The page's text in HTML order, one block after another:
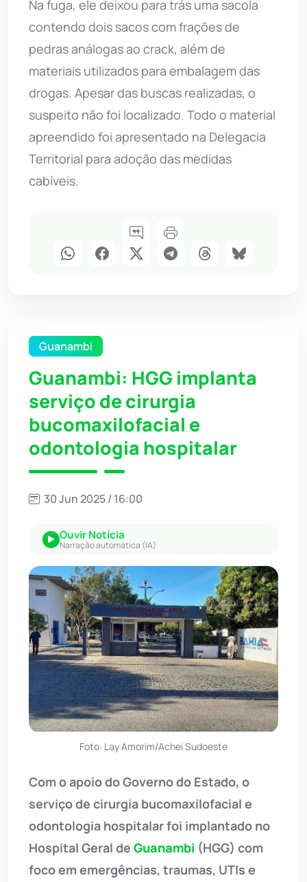
Na fuga, ele deixou para trás uma sacola
contendo dois sacos com frações de
pedras análogas ao crack, além de
materiais utilizados para embalagem das
drogas. Apesar das buscas realizadas, o
suspeito não foi localizado. Todo o material
apreendido foi apresentado na Delegacia
Territorial para adoção das medidas
cabíveis.
Guanambi
Guanambi: HGG implanta
serviço de cirurgia
bucomaxilofacial e
odontologia hospitalar
30 Jun 2025 / 16:00
Ouvir Notícia
Narração automática (IA)
Foto: Lay Amorim/Achei Sudoeste
Com o apoio do Governo do Estado, o
serviço de cirurgia bucomaxilofacial e
odontologia hospitalar foi implantado no
Hospital Geral de Guanambi (HGG) com
foco em emergências, traumas, UTIs e